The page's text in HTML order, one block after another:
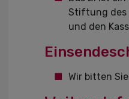
Stiftung des
und den
Wir bitten